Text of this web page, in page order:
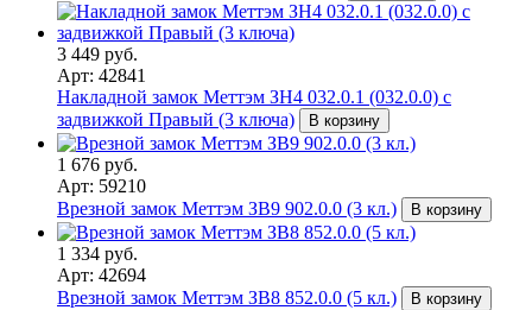
3 449 руб.
Арт: 42841
Накладной замок Меттэм ЗН4 032.0.1 (032.0.0) с
задвижкой Правый (3 ключа)
В корзину
1 676 руб.
Арт: 59210
Врезной замок Меттэм ЗВ9 902.0.0 (3 кл.)
В корзину
1 334 руб.
Арт: 42694
Врезной замок Меттэм ЗВ8 852.0.0 (5 кл.)
В корзину